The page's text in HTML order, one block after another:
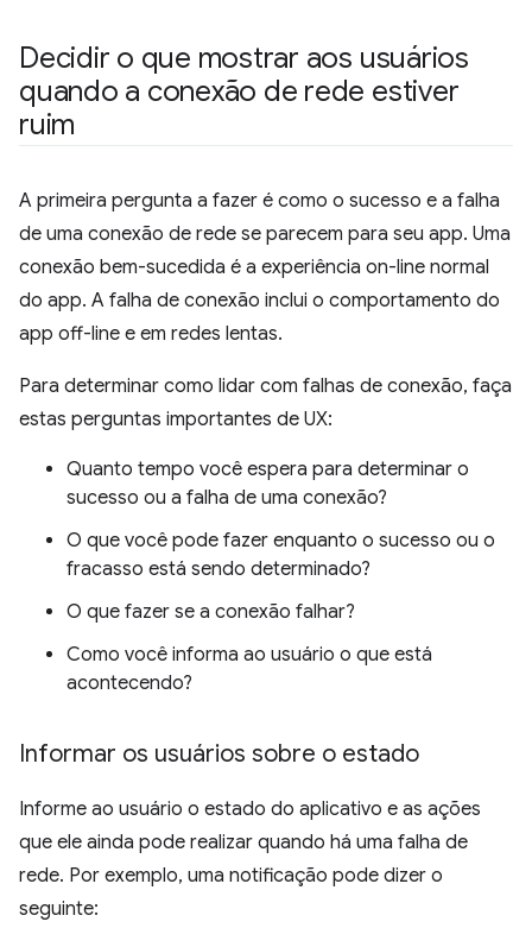
Decidir o que mostrar aos usuários
quando a conexão de rede estiver
ruim
A primeira pergunta a fazer é como o sucesso e a falha
de uma conexão de rede se parecem para seu app. Uma
conexão bem-sucedida é a experiência on-line normal
do app. A falha de conexão inclui o comportamento do
app off-line e em redes lentas.
Para determinar como lidar com falhas de conexão, faça
estas perguntas importantes de UX:
Quanto tempo você espera para determinar o
sucesso ou a falha de uma conexão?
O que você pode fazer enquanto o sucesso ou o
fracasso está sendo determinado?
O que fazer se a conexão falhar?
Como você informa ao usuário o que está
acontecendo?
Informar os usuários sobre o estado
Informe ao usuário o estado do aplicativo e as ações
que ele ainda pode realizar quando há uma falha de
rede. Por exemplo, uma notificação pode dizer o
seguinte: